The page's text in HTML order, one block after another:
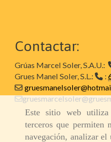
Este sitio web
terceros que permiten
navegación, analizar
Contactar:
Grúas Marcel Soler, S.A.U.:
Grues Manel Soler, S.L.:
: